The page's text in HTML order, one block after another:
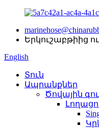
Երկուշաբթիից
English
Տուն
Ապրանքներ
Ծովային